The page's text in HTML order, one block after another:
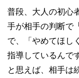
普段、大人の初心
手が相手の判断で
で、「やめてほし
指導しているんで
と思えば、相手は